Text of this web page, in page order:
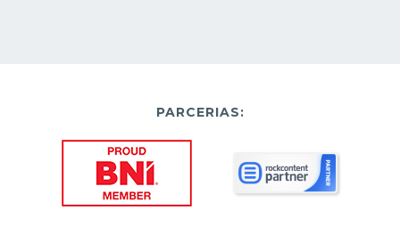
PARCERIAS: